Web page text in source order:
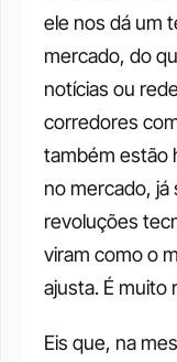
ele nos dá um
mercado, do
notícias ou
corredores
também estão
no mercado, já
revoluções
viram como o
ajusta. É muito
Eis que, na